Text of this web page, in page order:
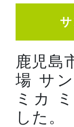
鹿児島
場 サ
ミカ
した。